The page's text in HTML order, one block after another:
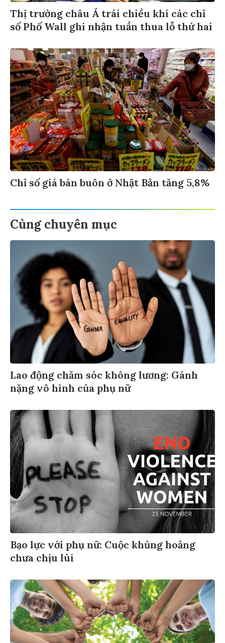
Thị trường châu Á trái chiều khi các chỉ
số Phố Wall ghi nhận tuần thua lỗ thứ hai
Chỉ số giá bán buôn ở Nhật Bản tăng 5,8%
Cùng chuyên mục
Lao động chăm sóc không lương: Gánh
nặng vô hình của phụ nữ
Bạo lực với phụ nữ: Cuộc khủng hoảng
chưa chịu lùi